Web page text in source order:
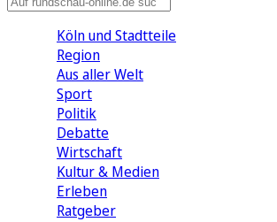
Köln und Stadtteile
Region
Aus aller Welt
Sport
Politik
Debatte
Wirtschaft
Kultur & Medien
Erleben
Ratgeber